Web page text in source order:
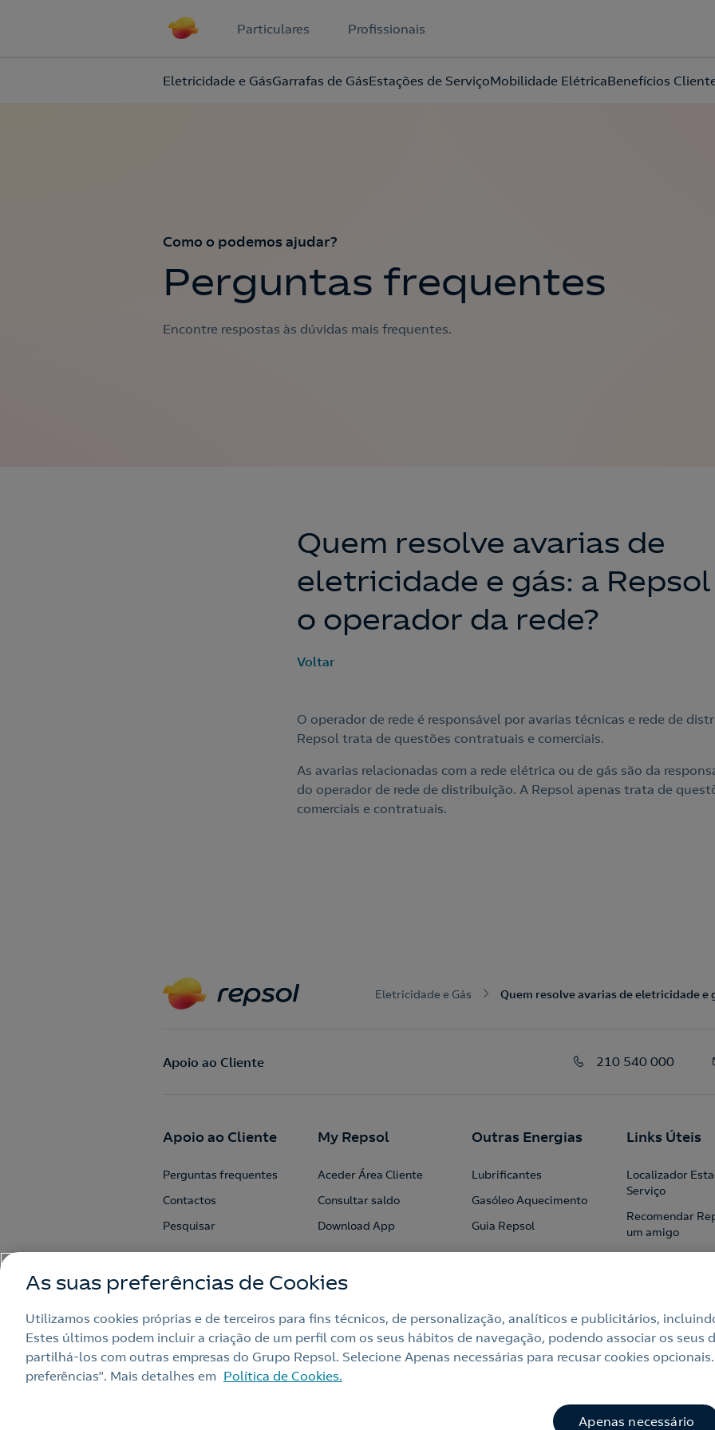
Particulares Profissionais
Eletricidade e GásGarrafas de GásEstações de ServiçoMobilidade ElétricaBenefícios
Acepto la política de protección de datos.
Como o podemos ajudar?
Perguntas frequentes
Encontre respostas às dúvidas mais frequentes.
Quem resolve avarias de
eletricidade e gás: a
o operador da rede?
Voltar
O operador de rede é responsável por avarias técnicas e rede de
Repsol trata de questões contratuais e comerciais.
As avarias relacionadas com a rede elétrica ou de gás são da
do operador de rede de distribuição. A Repsol apenas trata de
comerciais e contratuais.
Eletricidade e Gás Quem resolve avarias de eletricidade e
Apoio ao Cliente 210 540 000
Apoio ao Cliente
Perguntas frequentes
Contactos
Pesquisar
My Repsol
Aceder Área Cliente
Consultar saldo
Download App
Outras Energias
Lubrificantes
Gasóleo Aquecimento
Guia Repsol
Links Úteis
Localizador
Serviço
Recomendar
um amigo
Nota legal Política de privacidade
Canal de Ética e Conformidade
As suas preferências de Cookies
Utilizamos cookies próprias e de terceiros para fins técnicos, de personalização, analíticos e publicitários,
Estes últimos podem incluir a criação de um perfil com os seus hábitos de navegação, podendo associar os
partilhá‑los com outras empresas do Grupo Repsol. Selecione Apenas necessárias para recusar cookies
preferências”. Mais detalhes em Política de Cookies.
Apenas necessário